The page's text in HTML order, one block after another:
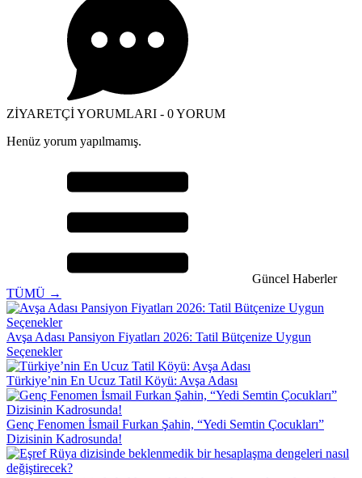
ZİYARETÇİ YORUMLARI - 0 YORUM
Henüz yorum yapılmamış.
Güncel Haberler
TÜMÜ →
Avşa Adası Pansiyon Fiyatları 2026: Tatil Bütçenize Uygun
Seçenekler
Türkiye’nin En Ucuz Tatil Köyü: Avşa Adası
Genç Fenomen İsmail Furkan Şahin, “Yedi Semtin Çocukları”
Dizisinin Kadrosunda!